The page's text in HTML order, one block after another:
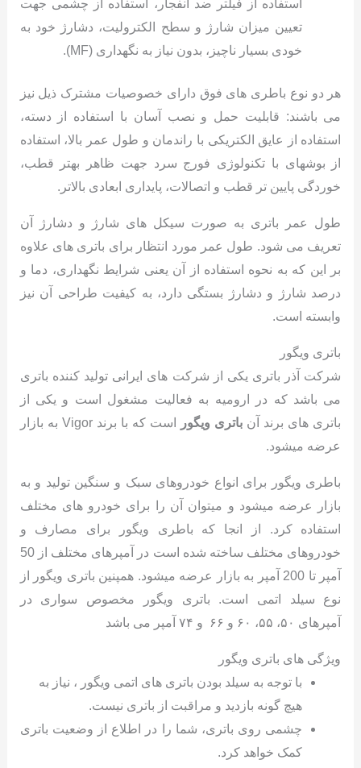
استفاده از فیلتر ضد انفجار، استفاده از چشمی جهت
تعیین میزان شارژ و سطح الکترولیت، دشارژ خود به
خودی بسیار ناچیز، بدون نیاز به نگهداری (MF).
هر دو نوع باطری های فوق دارای خصوصیات مشترک ذیل نیز
می باشند: قابلیت حمل و نصب آسان با استفاده از دسته،
استفاده از عایق الکتریکی با راندمان و طول عمر بالا، استفاده
از بوشهای با تکنولوژی فورج سرد جهت ظاهر بهتر قطب،
خوردگی پایین تر قطب و اتصالات، پایداری ابعادی بالاتر.
طول عمر باتری به صورت سیکل های شارژ و دشارژ آن
تعریف می شود. طول عمر مورد انتظار برای باتری های علاوه
بر این که به نحوه استفاده از آن یعنی شرایط نگهداری، دما و
درصد شارژ و دشارژ بستگی دارد، به کیفیت طراحی آن نیز
وابسته است.
باتری ویگور
شرکت آذر باتری یکی از شرکت های ایرانی تولید کننده باتری
می باشد که در ارومیه به فعالیت مشغول است و یکی از
باتری های برند آن باتری ویگور
است که با برند Vigor به بازار
عرضه میشود.
باطری ویگور برای انواع خودروهای سبک و سنگین تولید و به
بازار عرضه میشود و میتوان آن را برای خودرو های مختلف
استفاده کرد. از انجا که باطری ویگور برای مصارف و
خودروهای مختلف ساخته شده است در آمپرهای مختلف از 50
آمپر تا 200 آمپر به بازار عرضه میشود. همپنین باتری ویگور از
نوع سیلد اتمی است. باتری ویگور مخصوص سواری در
آمپرهای ۵۰، ۵۵، ۶۰ و ۶۶ و ۷۴ آمپر می باشد
ویژگی های باتری ویگور
با توجه به سیلد بودن باتری های اتمی ویگور ، نیاز به
هیچ گونه بازدید و مراقبت از باتری نیست.
چشمی روی باتری، شما را در اطلاع از وضعیت باتری
کمک خواهد کرد.